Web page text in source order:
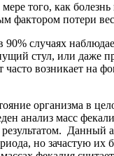
того, как болезнь
фактором потери
случаях
стул, или даже
возникает на
организма в
анализ масс
Данный
но зачастую их